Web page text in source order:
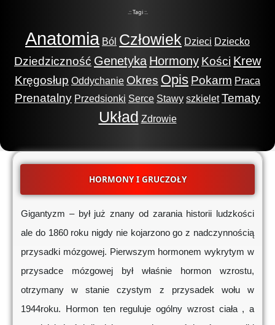
.:: Tagi ::.
Anatomia Ból Człowiek Dzieci Dziecko
Dziedziczność Genetyka Hormony Kości Krew
Kręgosłup Oddychanie Okres Opis Pokarm Praca
Prenatalny Przedsionki Serce Stawy szkielet Tematy
Układ Zdrowie
HORMONY I GRUCZOŁY
Gigantyzm – był już znany od zarania historii ludzkości
ale do 1860 roku nigdy nie kojarzono go z nadczynnością
przysadki mózgowej. Pierwszym hormonem wykrytym w
przysadce mózgowej był właśnie hormon wzrostu,
otrzymany w stanie czystym z przysadek wołu w
1944roku. Hormon ten reguluje ogólny wzrost ciała , a